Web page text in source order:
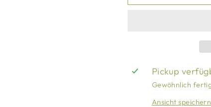
Pickup
Gewöhnlich
Ansicht